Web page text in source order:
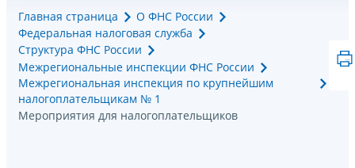
Главная страница
О ФНС России
Федеральная налоговая служба
Структура ФНС России
Межрегиональные инспекции ФНС России
Межрегиональная инспекция по крупнейшим
налогоплательщикам № 1
Мероприятия для налогоплательщиков